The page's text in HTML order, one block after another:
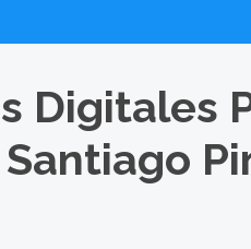
Digitales